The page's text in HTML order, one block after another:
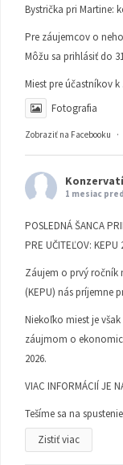
Bystrička pri Martine:
Pre záujemcov o
Môžu sa prihlásiť do
Miest pre účastníkov k
Fotografia
Zobraziť na Facebooku ·
1 mesiac pred
POSLEDNÁ ŠANCA
PRE UČITEĽOV: KEPU
Záujem o prvý ročník
(KEPU) nás príjemne
Niekoľko miest je
záujmom o
2026.
VIAC INFORMÁCIÍ JE
Tešíme sa na
Zistiť viac